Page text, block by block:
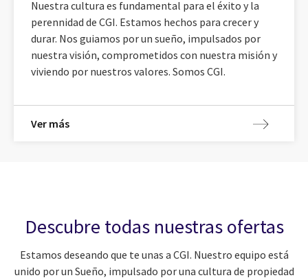
Nuestra cultura es fundamental para el éxito y la
perennidad de CGI. Estamos hechos para crecer y
durar. Nos guiamos por un sueño, impulsados por
nuestra visión, comprometidos con nuestra misión y
viviendo por nuestros valores. Somos CGI.
Ver más
Descubre todas nuestras ofertas
Estamos deseando que te unas a CGI. Nuestro equipo está
unido por un Sueño, impulsado por una cultura de propiedad